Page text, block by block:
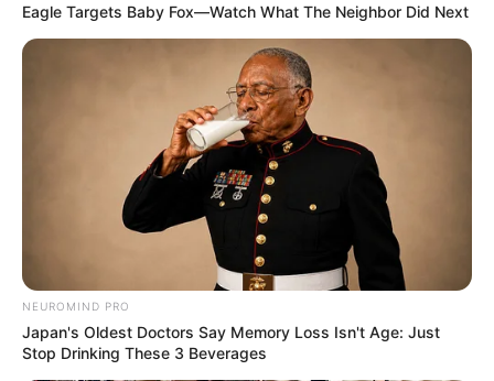
Eagle Targets Baby Fox—Watch What The Neighbor Did Next
NEUROMIND PRO
Japan's Oldest Doctors Say Memory Loss Isn't Age: Just
Stop Drinking These 3 Beverages